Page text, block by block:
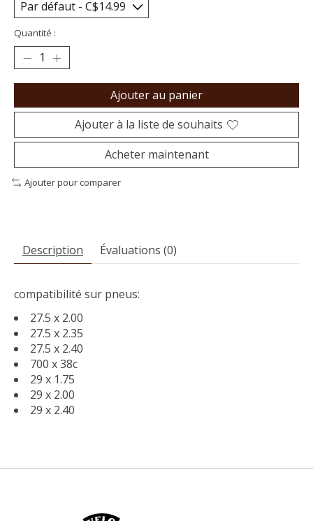
Quantité :
Ajouter au panier
Ajouter à la liste de souhaits
Acheter maintenant
Ajouter pour comparer
Description Évaluations (0)
compatibilité sur pneus:
27.5 x 2.00
27.5 x 2.35
27.5 x 2.40
700 x 38c
29 x 1.75
29 x 2.00
29 x 2.40